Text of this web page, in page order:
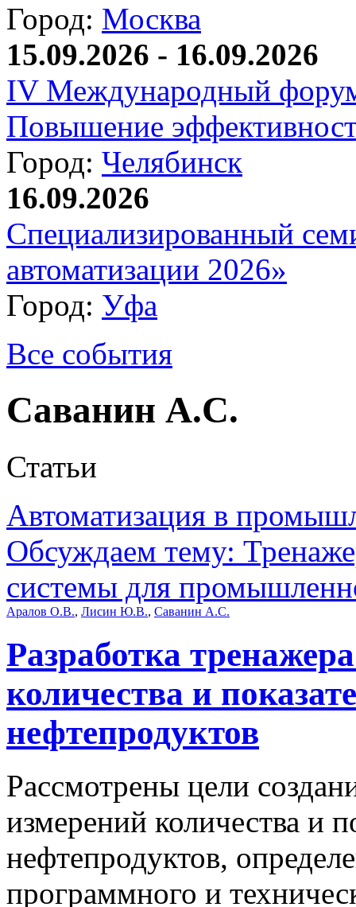
Город: Москва
15.09.2026 - 16.09.2026
IV Международный
Повышение
Город: Челябинск
16.09.2026
Специализированный
автоматизации 2026»
Город: Уфа
Все события
Саванин А.С.
Статьи
Автоматизация в
Обсуждаем тему:
системы для
Аралов О.В., Лисин Ю.В., Саванин А.С.
Разработка
количества и
нефтепродуктов
Рассмотрены цели
измерений количества и
нефтепродуктов,
программного и